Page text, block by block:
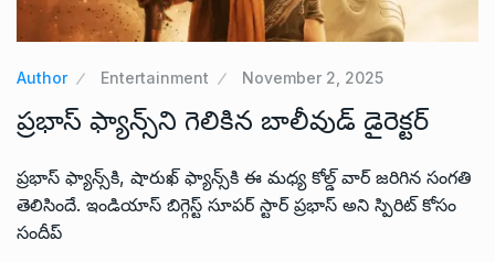
Author Entertainment November 2, 2025
ప్రభాస్ ఫ్యాన్స్‌ని గెలికిన బాలీవుడ్ డైరెక్టర్
ప్రభాస్ ఫ్యాన్స్‌కి, షారుఖ్ ఫ్యాన్స్‌కి ఈ మధ్య కోల్డ్ వార్ జరిగిన సంగతి
తెలిసిందే. ఇండియాస్ బిగ్గెస్ట్ సూపర్ స్టార్ ప్రభాస్ అని స్పిరిట్ కోసం
సందీప్